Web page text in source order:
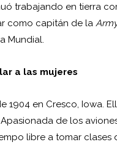
trabajando en tierra
como capitán de la
Mundial.
a las mujeres
1904 en Cresco, Iowa.
de los
libre a tomar clases